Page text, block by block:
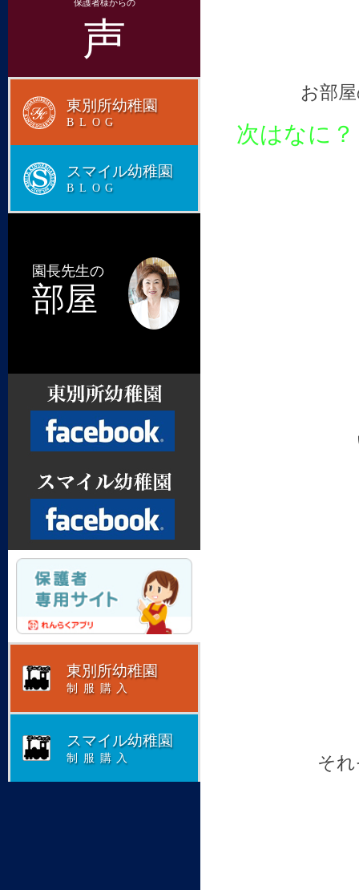
お部
次はなに？
そ
保護者様からの
声
東別所幼稚園
BLOG
スマイル幼稚園
BLOG
園長先生の
部屋
Facebook
Facebook
東別所幼稚園
制服購入
スマイル幼稚園
制服購入